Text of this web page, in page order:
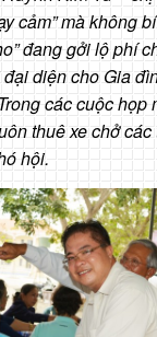
cảm” mà không
đang gởi lộ phí
diện cho Gia
các cuộc họp
thuê xe chở các
hội.